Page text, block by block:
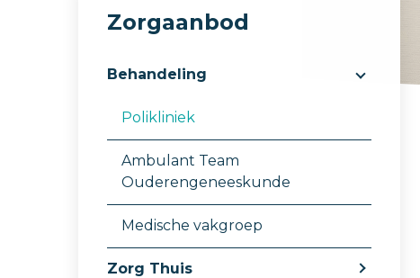
Zorgaanbod
Behandeling
Polikliniek
Ambulant Team
Ouderengeneeskunde
Medische vakgroep
Zorg Thuis